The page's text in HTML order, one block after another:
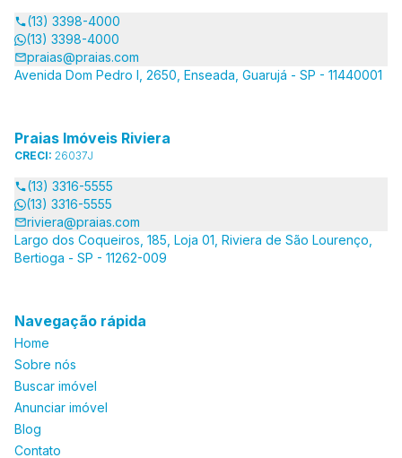
(13) 3398-4000
(13) 3398-4000
praias@praias.com
Avenida Dom Pedro I, 2650, Enseada, Guarujá - SP - 11440001
Praias Imóveis Riviera
CRECI: 26037J
(13) 3316-5555
(13) 3316-5555
riviera@praias.com
Largo dos Coqueiros, 185, Loja 01, Riviera de São Lourenço,
Bertioga - SP - 11262-009
Navegação rápida
Home
Sobre nós
Buscar imóvel
Anunciar imóvel
Blog
Contato